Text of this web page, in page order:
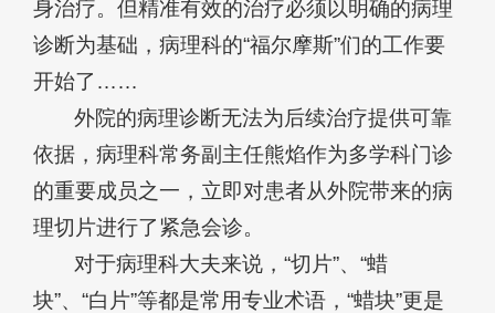
身治疗。但精准有效的治疗必须以明确的病理
诊断为基础，病理科的“福尔摩斯”们的工作要
开始了……
外院的病理诊断无法为后续治疗提供可靠
依据，病理科常务副主任熊焰作为多学科门诊
的重要成员之一，立即对患者从外院带来的病
理切片进行了紧急会诊。
对于病理科大夫来说，“切片”、“蜡
块”、“白片”等都是常用专业术语，“蜡块”更是